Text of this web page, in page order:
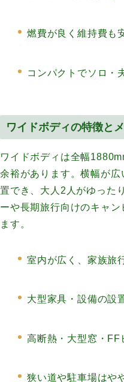
燃費が良く維持費も
コンパクトでソロ・
ワイドボディの特徴と
ワイドボディは全幅
余裕があります。横幅が
置でき、大人2人がゆった
ーや長期旅行向けのキャ
ます。
室内が広く、家族旅
大型家具・設備の設
高断熱・大型窓・FF
狭い道や駐車場はや